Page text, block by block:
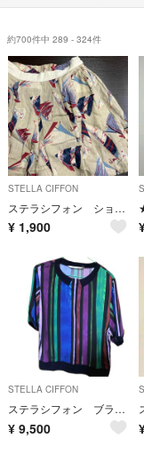
約700件中 289 - 324件
STELLA CIFFON
ステラシフォン ショートパンツ リネン ヨット柄 古着女子 36
¥ 1,900
STELLA CIFFON
ステラシフォン ブラウス
¥ 9,500